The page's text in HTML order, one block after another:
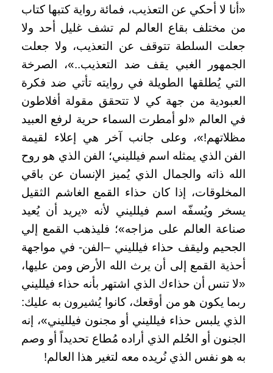
«أنا لا أحكي عن التعذيب، فمائة رواية كتبها كتاب
من مختلف بقاع العالم لم تشف غليل أحد ولا
جعلت السلطة تتوقف عن التعذيب، ولا جعلت
الجمهور الغبي يقف ضد التعذيب..»، الصرخة
التي يُطلقها الطويلة في روايته تأتي ضد فكرة
العبودية من جهة كي لا تتحقق مقولة أفلاطون
في العالم «لو أمطرت السماء حرية لرفع العبيد
مظلاتهم!»، وعلى جانب آخر هي إعلاء لقيمة
الفن الذي يمثله اسم فيلليني؛ الفن الذي هو روح
الله ذاته والجمال الذي يُميز الإنسان عن باقي
المخلوقات، إذا كان حذاء القمع الغاشم الثقيل
يسخر ويُسفّه اسم فيلليني لأنه «يريد أن يُعيد
صناعة العالم على مزاجه»؛ فليذهب القمع إلي
الجحيم وليقف حذاء فيلليني –الفن- في مواجهة
أحذية القمع إلى أن يرث الله الأرض ومن عليها،
«لا تنس أن حذاءك الذي اشتهر بأنه حذاء فيلليني
ربما يكون هو من أوقعك، كانوا يُشيرون به عليك:
الذي يلبس حذاء فيلليني أو مجنون فيلليني»، إنه
الجنون أو الحُلم الذي أراده مُطاع تحديداً أو وصم
به هو نفس الذي نُريده معه لتغير هذا العالم!